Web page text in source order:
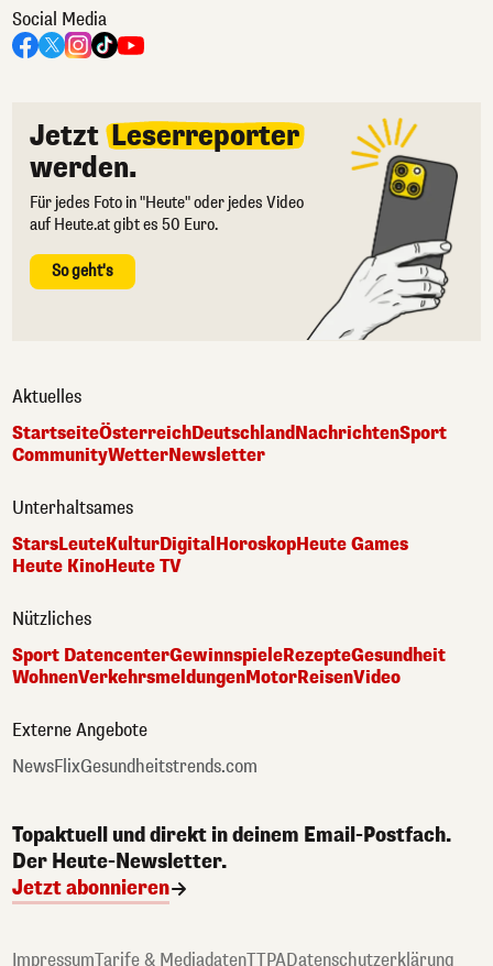
Social Media
Jetzt Leserreporter
werden.
Für jedes Foto in "Heute" oder jedes Video
auf Heute.at gibt es 50 Euro.
So geht's
Aktuelles
StartseiteÖsterreichDeutschlandNachrichtenSport
CommunityWetterNewsletter
Unterhaltsames
StarsLeuteKulturDigital HoroskopHeute Games
Heute KinoHeute TV
Nützliches
Sport DatencenterGewinnspieleRezepteGesundheit
WohnenVerkehrsmeldungenMotorReisenVideo
Externe Angebote
NewsFlixGesundheitstrends.com
Topaktuell und direkt in deinem Email-Postfach.
Der Heute-Newsletter.
Jetzt abonnieren
ImpressumTarife & MediadatenTTPADatenschutzerklärung